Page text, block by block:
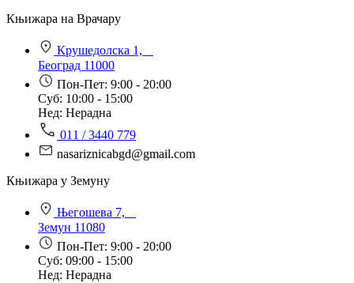
Књижара на Врачару
Крушедолска 1,
Београд 11000
Пон-Пет: 9:00 - 20:00
Суб: 10:00 - 15:00
Нед: Нерадна
011 / 3440 779
nasariznicabgd@gmail.com
Књижара у Земуну
Његошева 7,
Земун 11080
Пон-Пет: 9:00 - 20:00
Суб: 09:00 - 15:00
Нед: Нерадна